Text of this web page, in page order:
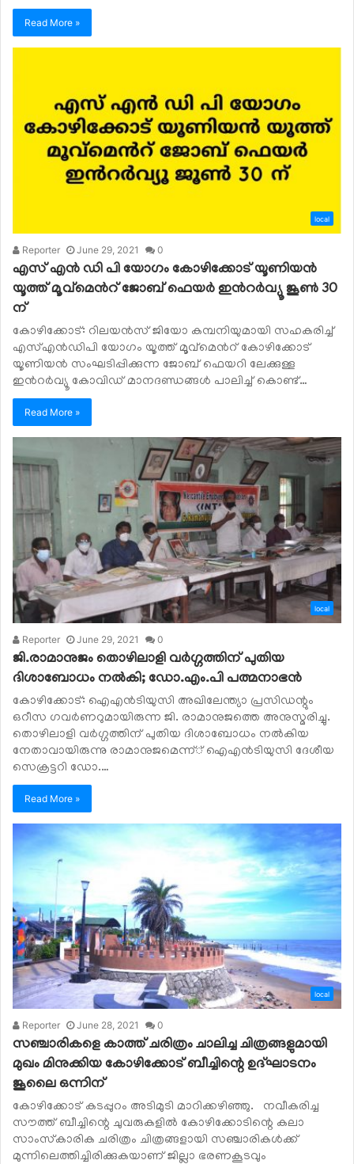
Read More »
local
Reporter June 29, 2021 0
എസ് എൻ ഡി പി യോഗം കോഴിക്കോട് യൂണിയൻ
യൂത്ത് മൂവ്മെൻറ് ജോബ് ഫെയർ ഇൻറർവ്യൂ ജൂൺ 30
ന്
കോഴിക്കോട്: റിലയൻസ് ജിയോ കമ്പനിയുമായി സഹകരിച്ച്
എസ്എൻഡിപി യോഗം യൂത്ത് മൂവ്മെൻറ് കോഴിക്കോട്
യൂണിയൻ സംഘടിപ്പിക്കുന്ന ജോബ് ഫെയറി ലേക്കുള്ള
ഇൻറർവ്യൂ കോവിഡ് മാനദണ്ഡങ്ങൾ പാലിച്ച് കൊണ്ട്…
Read More »
local
Reporter June 29, 2021 0
ജി.രാമാനുജം തൊഴിലാളി വര്‍ഗ്ഗത്തിന് പുതിയ
ദിശാബോധം നല്‍കി; ഡോ.എം.പി പത്മനാഭന്‍
കോഴിക്കോട്: ഐഎന്‍ടിയുസി അഖിലേന്ത്യാ പ്രസിഡന്റും
ഒറീസ ഗവര്‍ണറുമായിരുന്ന ജി. രാമാനുജത്തെ അനുസ്മരിച്ചു.
തൊഴിലാളി വര്‍ഗ്ഗത്തിന് പുതിയ ദിശാബോധം നല്‍കിയ
നേതാവായിരുന്നു രാമാനുജമെന്ന്് ഐഎന്‍ടിയുസി ദേശീയ
സെക്രട്ടറി ഡോ.…
Read More »
local
Reporter June 28, 2021 0
സഞ്ചാരികളെ കാത്ത് ചരിത്രം ചാലിച്ച ചിത്രങ്ങളുമായി
മുഖം മിനുക്കിയ കോഴിക്കോട് ബീച്ചിന്റെ ഉദ്ഘാടനം
ജൂലൈ ഒന്നിന്
കോഴിക്കോട് കടപ്പുറം അടിമുടി മാറിക്കഴിഞ്ഞു. നവീകരിച്ച
സൗത്ത് ബീച്ചിന്റെ ചുവരുകളില്‍ കോഴിക്കോടിന്റെ കലാ
സാംസ്‌കാരിക ചരിത്രം ചിത്രങ്ങളായി സഞ്ചാരികള്‍ക്ക്
മുന്നിലെത്തിച്ചിരിക്കുകയാണ് ജില്ലാ ഭരണകൂടവും